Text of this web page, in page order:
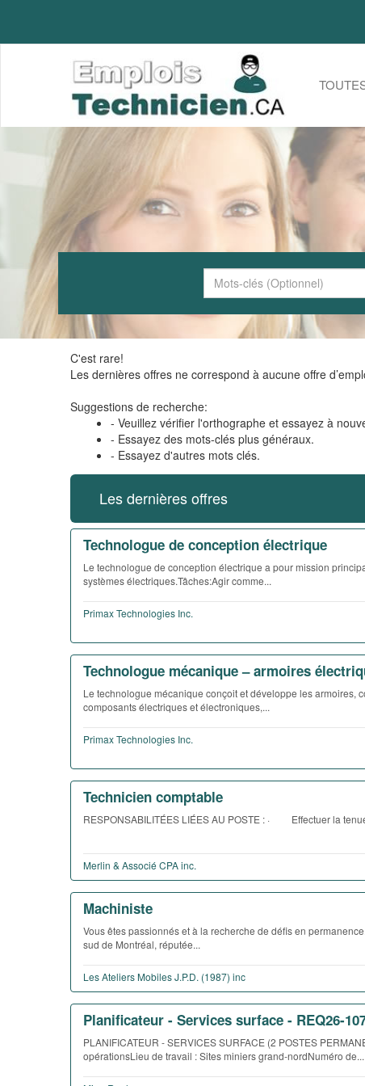
C'est rare!
Les dernières offres ne correspond à aucune offre
Suggestions de recherche:
- Veuillez vérifier l'orthographe et essayez à
- Essayez des mots-clés plus généraux.
- Essayez d'autres mots clés.
Les dernières offres
Technologue de conception électrique
Le technologue de conception électrique a pour mission
systèmes électriques.Tâches:Agir comme...
Primax Technologies Inc.
Technologue mécanique – armoires
Le technologue mécanique conçoit et développe les armoires,
composants électriques et électroniques,...
Primax Technologies Inc.
Technicien comptable
RESPONSABILITÉES LIÉES AU POSTE : · Effectuer la
Merlin & Associé CPA inc.
Machiniste
Vous êtes passionnés et à la recherche de défis en
sud de Montréal, réputée...
Les Ateliers Mobiles J.P.D. (1987) inc
Planificateur - Services surface - REQ26-
PLANIFICATEUR - SERVICES SURFACE (2 POSTES
opérationsLieu de travail : Sites miniers grand-nordNuméro de...